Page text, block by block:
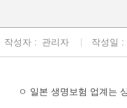
작성자 : 관리자 작성일 :
ㅇ 일본 생명보험 업계는